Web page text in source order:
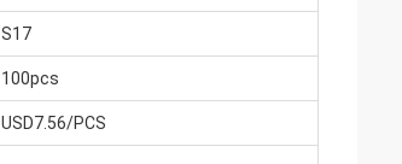
S17
100pcs
USD7.56/PCS